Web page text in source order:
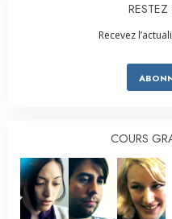
Recevez
COURS